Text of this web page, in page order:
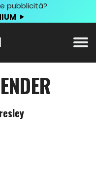
pubblicità?